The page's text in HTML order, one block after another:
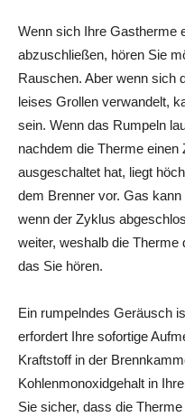
Wenn sich Ihre Gastherme
abzuschließen, hören Sie
Rauschen. Aber wenn sich
leises Grollen verwandelt,
sein. Wenn das Rumpeln
nachdem die Therme
ausgeschaltet hat, liegt
dem Brenner vor. Gas
wenn der Zyklus
weiter, weshalb die
das Sie hören.
Ein rumpelndes Geräusch
erfordert Ihre sofortige
Kraftstoff in der
Kohlenmonoxidgehalt in
Sie sicher, dass die